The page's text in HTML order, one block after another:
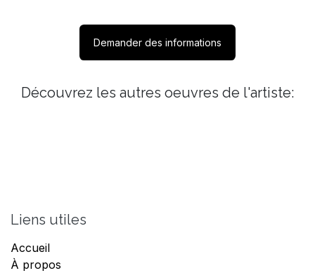
Demander des informations
Découvrez les autres oeuvres de l'artiste:
Liens utiles
Accueil
À propos